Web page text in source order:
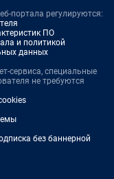
портала регулируются:
ПО
и политикой
данных
сервиса, специальные
не требуются
без баннерной